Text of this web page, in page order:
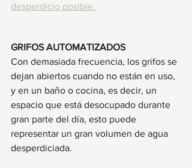
desperdicio posible.
GRIFOS AUTOMATIZADOS
Con demasiada frecuencia, los grifos se
dejan abiertos cuando no están en uso,
y en un baño o cocina, es decir, un
espacio que está desocupado durante
gran parte del día, esto puede
representar un gran volumen de agua
desperdiciada.